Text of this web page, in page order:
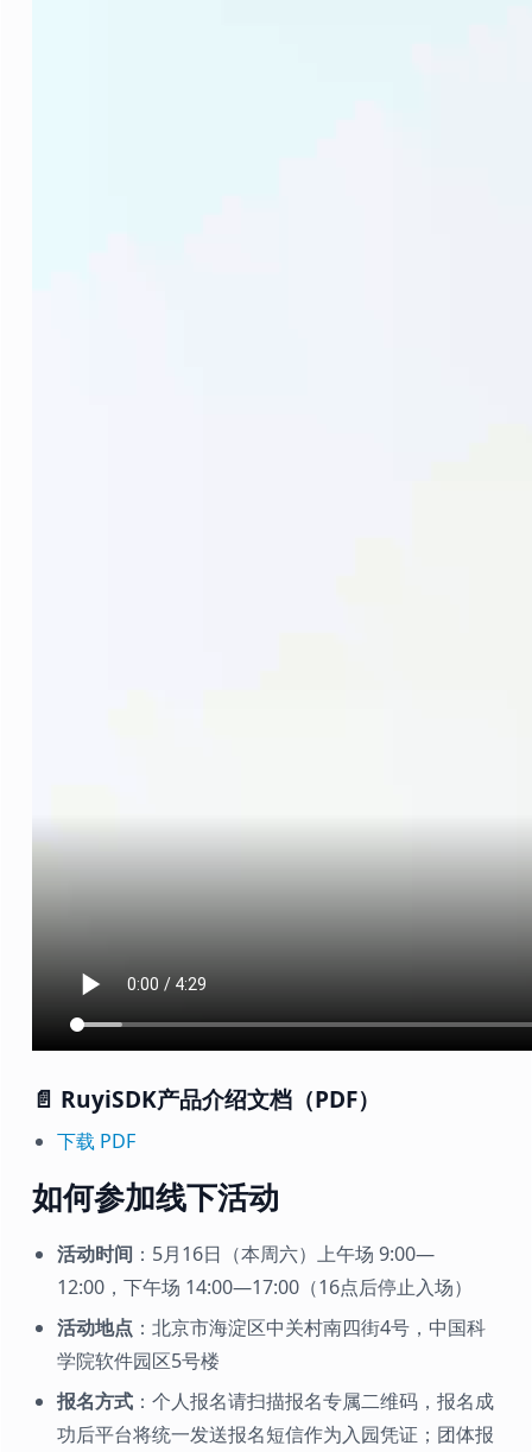
📄 RuyiSDK产品介绍文档（PDF）
下载 PDF
如何参加线下活动
活动时间 ：5月16日（本周六）上午场 9:00—
12:00，下午场 14:00—17:00（16点后停止入场）
活动地点 ：北京市海淀区中关村南四街4号，中国科
学院软件园区5号楼
报名方式：个人报名请扫描报名专属二维码，报名成
功后平台将统一发送报名短信作为入园凭证；团体报